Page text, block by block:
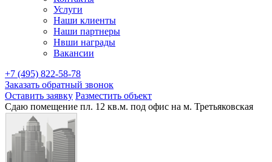
Услуги
Наши клиенты
Наши партнеры
Нвши награды
Вакансии
+7 (495) 822-58-78
Заказать обратный звонок
Оставить заявку Разместить объект
Сдаю помещение пл. 12 кв.м. под офис на м. Третьяковская